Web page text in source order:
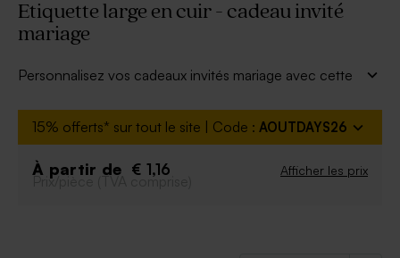
Etiquette large en cuir - cadeau invité
mariage
Personnalisez vos cadeaux invités mariage avec cette
mariés.
* Étiquette vendu avec une cordelette de 50cm de
* Flacon pompe vendu séparemment.
15% offerts* sur tout le site | Code : AOUTDAYS26
À partir de € 1,16 Afficher les prix
Prix/pièce (TVA comprise)